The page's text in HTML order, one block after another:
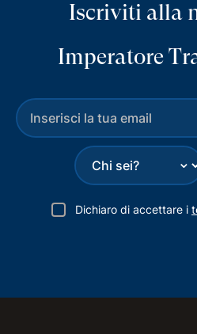
Iscriviti alla
Imperatore
⌄
Dichiaro di accettare i